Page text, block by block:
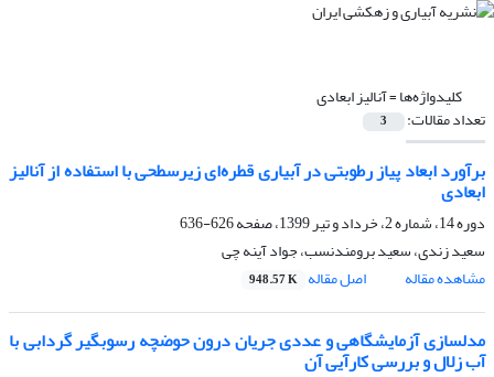
کلیدواژه‌ها =آنالیز ابعادی
تعداد مقالات: 3
برآورد ابعاد پیاز رطوبتی در آبیاری قطره‌ای زیرسطحی با استفاده از آنالیز
ابعادی
دوره 14، شماره 2، خرداد و تیر 1399، صفحه
626-636
سعید زندی، سعید برومندنسب، جواد آینه چی
مشاهده مقاله
اصل مقاله 948.57 K
مدلسازی آزمایشگاهی و عددی جریان درون حوضچه رسوبگیر گردابی با
آب زلال و بررسی کارآیی آن